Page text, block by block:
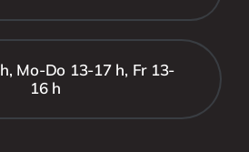
Mo-Do 13-17 h, Fr 13-
16 h